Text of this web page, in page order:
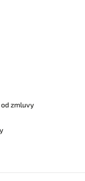
zmluvy